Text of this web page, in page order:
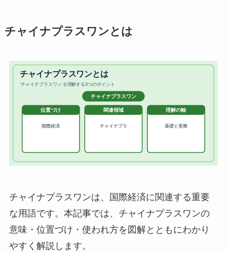
チャイナプラスワンとは
チャイナプラスワンは、国際経済に関連する重要
な用語です。本記事では、チャイナプラスワンの
意味・位置づけ・使われ方を図解とともにわかり
やすく解説します。